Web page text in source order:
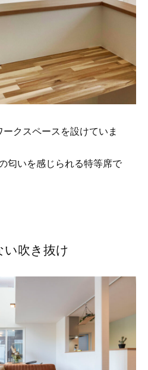
クスペースを設けていま
匂いを感じられる特等席で
吹き抜け